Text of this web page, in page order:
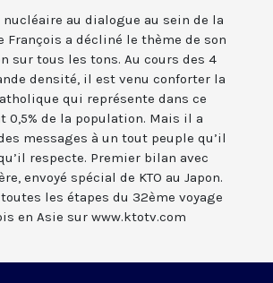
nucléaire au dialogue au sein de la
François a décliné le thème de son
sur tous les tons. Au cours des 4
densité, il est venu conforter la
qui représente dans ce
0,5% de la population. Mais il a
messages à un tout peuple qu’il
respecte. Premier bilan avec
envoyé spécial de KTO au Japon.
les étapes du 32ème voyage
en Asie sur www.ktotv.com